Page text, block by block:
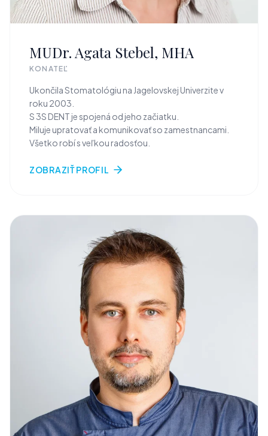
MUDr. Agata Stebel, MHA
KONATEĽ
Ukončila Stomatológiu na Jagelovskej Univerzite v
roku 2003.
S 3S DENT je spojená od jeho začiatku.
Miluje upratovať a komunikovať so zamestnancami.
Všetko robí s veľkou radosťou.
ZOBRAZIŤ PROFIL